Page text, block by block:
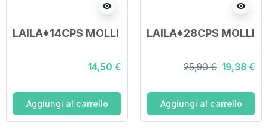
visibility
LAILA*14CPS MOLLI
14,50 €
Aggiungi al carrello
visibility
LAILA*28CPS MOLLI
25,90 € 19,38 €
Aggiungi al carrello